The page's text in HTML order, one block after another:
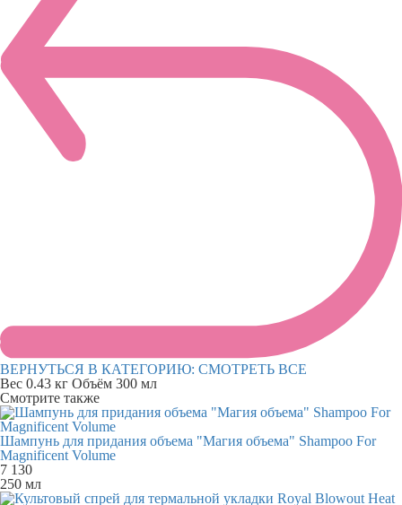
ВЕРНУТЬСЯ В КАТЕГОРИЮ: СМОТРЕТЬ ВСЕ
Вес 0.43 кг Объём 300 мл
Смотрите также
Шампунь для придания объема "Магия объема" Shampoo For
Magnificent Volume
7 130
250 мл